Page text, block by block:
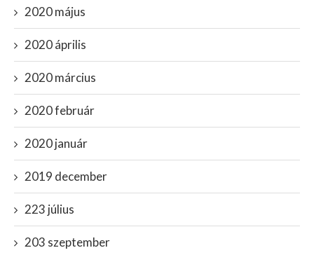
2020 május
2020 április
2020 március
2020 február
2020 január
2019 december
223 július
203 szeptember